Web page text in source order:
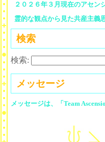
２０２６年３月現在のアセ
霊的な観点から見た共産主
検索
検索:
メッセージ
メッセージは、「Team